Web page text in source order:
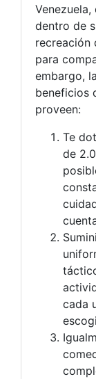
dentro de
recreación
para
embargo,
beneficios
proveen:
Te
de
cada